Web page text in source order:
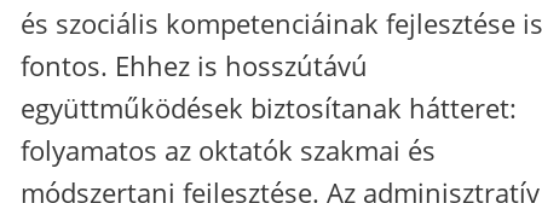
és szociális kompetenciáinak fejlesztése is
fontos. Ehhez is hosszútávú
együttműködések biztosítanak hátteret:
folyamatos az oktatók szakmai és
módszertani fejlesztése. Az adminisztratív